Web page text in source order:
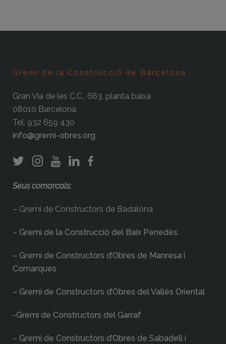
Gremi de la Construcció de Barcelona
Gran Via de les C.C., 663, planta baixa
08010 Barcelona
Tel. 932 659 430
info@gremi-obres.org
Seus comarcals:
– Gremi de Constructors de Badalona
– Gremi de la Construcció del Baix Penedès
– Gremi de Constructors d’Obres de Manresa i
Comarques
– Gremi de Constructors d’Obres del Vallès Oriental
-Gremi de Constructors del Garraf
– Gremi de Constructors d’Obres de Sabadell i